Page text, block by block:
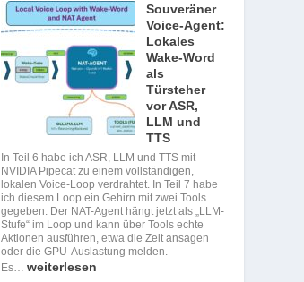
Souveräner
Voice-Agent:
Lokales
Wake-Word
als
Türsteher
vor ASR,
LLM und
TTS
In Teil 6 habe ich ASR, LLM und TTS mit
NVIDIA Pipecat zu einem vollständigen,
lokalen Voice-Loop verdrahtet. In Teil 7 habe
ich diesem Loop ein Gehirn mit zwei Tools
gegeben: Der NAT-Agent hängt jetzt als „LLM-
Stufe“ im Loop und kann über Tools echte
Aktionen ausführen, etwa die Zeit ansagen
oder die GPU-Auslastung melden.
Es…weiterlesen